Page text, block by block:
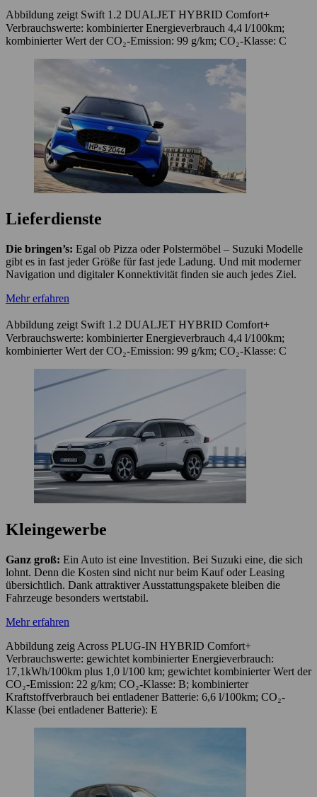
Abbildung zeigt Swift 1.2 DUALJET HYBRID Comfort+
Verbrauchswerte: kombinierter Energieverbrauch 4,4 l/100km;
kombinierter Wert der CO₂-Emission: 99 g/km; CO₂-Klasse: C
Lieferdienste
Die bringen’s: Egal ob Pizza oder Polstermöbel – Suzuki Modelle
gibt es in fast jeder Größe für fast jede Ladung. Und mit moderner
Navigation und digitaler Konnektivität finden sie auch jedes Ziel.
Mehr erfahren
Abbildung zeigt Swift 1.2 DUALJET HYBRID Comfort+
Verbrauchswerte: kombinierter Energieverbrauch 4,4 l/100km;
kombinierter Wert der CO₂-Emission: 99 g/km; CO₂-Klasse: C
Kleingewerbe
Ganz groß: Ein Auto ist eine Investition. Bei Suzuki eine, die sich
lohnt. Denn die Kosten sind nicht nur beim Kauf oder Leasing
übersichtlich. Dank attraktiver Ausstattungspakete bleiben die
Fahrzeuge besonders wertstabil.
Mehr erfahren
Abbildung zeig Across PLUG-IN HYBRID Comfort+
Verbrauchswerte: gewichtet kombinierter Energieverbrauch:
17,1kWh/100km plus 1,0 l/100 km; gewichtet kombinierter Wert der
CO₂-Emission: 22 g/km; CO₂-Klasse: B; kombinierter
Kraftstoffverbrauch bei entladener Batterie: 6,6 l/100km; CO₂-
Klasse (bei entladener Batterie): E